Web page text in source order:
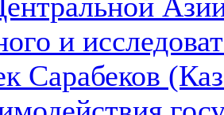
и
Сарабеков